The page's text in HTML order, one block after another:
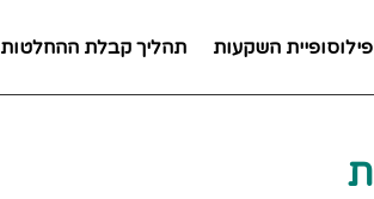
פילוסופיית השקעות תהליך קבלת ההחלטות